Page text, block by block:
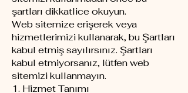
şartları dikkatlice okuyun.
Web sitemize erişerek veya
hizmetlerimizi kullanarak, bu Şartları
kabul etmiş sayılırsınız. Şartları
kabul etmiyorsanız, lütfen web
sitemizi kullanmayın.
1. Hizmet Tanımı